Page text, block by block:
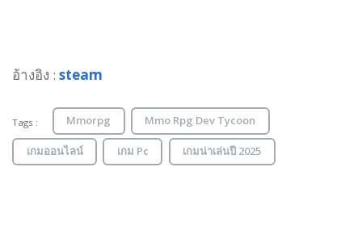
อ้างอิง : steam
Tags : Mmorpg Mmo Rpg Dev Tycoon
เกมออนไลน์ เกม Pc เกมน่าเล่นปี 2025